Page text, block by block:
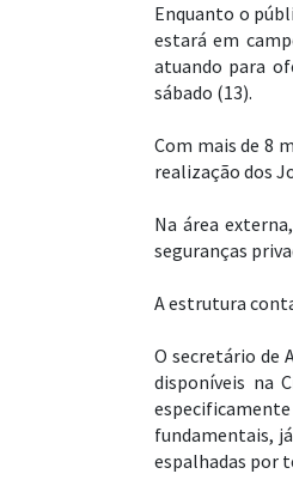
Enquanto o
estará em
atuando para
sábado (13).
Com mais de 8
realização dos
Na área
seguranças
A estrutura
O secretário de
disponíveis na
fundamentais,
espalhadas por